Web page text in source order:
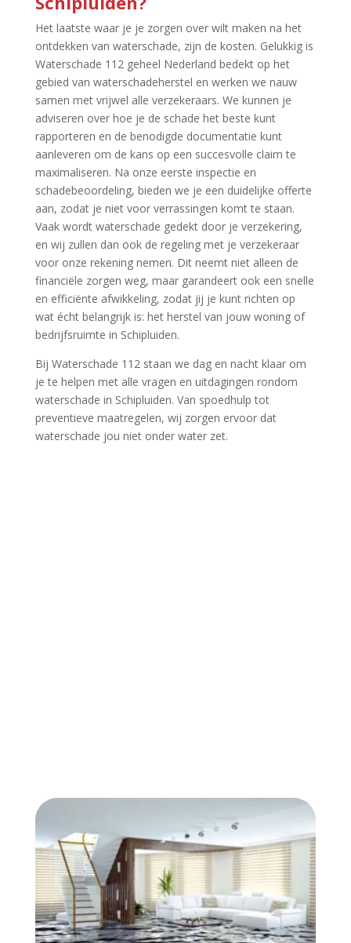
Het laatste waar je je zorgen over wilt maken na het
ontdekken van waterschade, zijn de kosten.​ Gelukkig is
Waterschade 112 geheel Nederland bedekt op het
gebied van waterschadeherstel en werken we nauw
samen met vrijwel alle verzekeraars.​ We kunnen je
adviseren over hoe je de schade het beste kunt
rapporteren en de benodigde documentatie kunt
aanleveren om de kans op een succesvolle claim te
maximaliseren.​ Na onze eerste inspectie en
schadebeoordeling, bieden we je een duidelijke offerte
aan, zodat je niet voor verrassingen komt te staan.​
Vaak wordt waterschade gedekt door je verzekering,
en wij zullen dan ook de regeling met je verzekeraar
voor onze rekening nemen.​ Dit neemt niet alleen de
financiële zorgen weg, maar garandeert ook een snelle
en efficiënte afwikkeling, zodat jij je kunt richten op
wat écht belangrijk is: het herstel van jouw woning of
bedrijfsruimte in Schipluiden.​
Bij Waterschade 112 staan we dag en nacht klaar om
je te helpen met alle vragen en uitdagingen rondom
waterschade in Schipluiden.​ Van spoedhulp tot
preventieve maatregelen, wij zorgen ervoor dat
waterschade jou niet onder water zet.​